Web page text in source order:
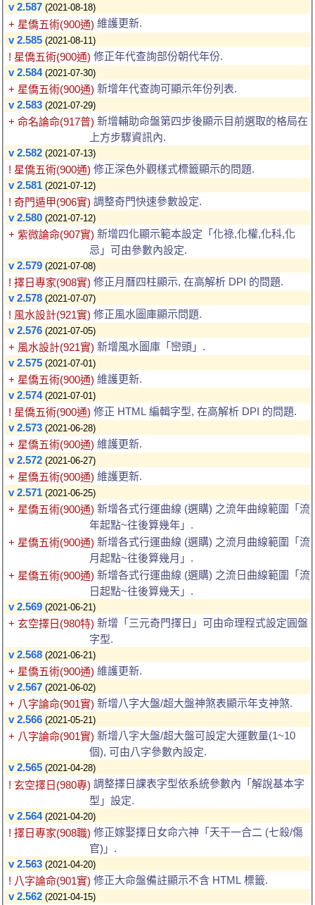
v 2.587 (2021-08-18)
+ 星僑五術(900通) 維護更新.
v 2.585 (2021-08-11)
! 星僑五術(900通) 修正年代查詢部份朝代年份.
v 2.584 (2021-07-30)
+ 星僑五術(900通) 新增年代查詢可顯示年份列表.
v 2.583 (2021-07-29)
+ 命名論命(917普) 新增輔助命盤第四步後顯示目前選取的格局在
上方步驟資訊內.
v 2.582 (2021-07-13)
! 星僑五術(900通) 修正深色外觀樣式標籤顯示的問題.
v 2.581 (2021-07-12)
! 奇門遁甲(906實) 調整奇門快速參數設定.
v 2.580 (2021-07-12)
+ 紫微論命(907實) 新增四化顯示範本設定「化祿,化權,化科,化
忌」可由參數內設定.
v 2.579 (2021-07-08)
! 擇日專家(908實) 修正月曆四柱顯示, 在高解析 DPI 的問題.
v 2.578 (2021-07-07)
! 風水設計(921實) 修正風水圖庫顯示問題.
v 2.576 (2021-07-05)
+ 風水設計(921實) 新增風水圖庫「巒頭」.
v 2.575 (2021-07-01)
+ 星僑五術(900通) 維護更新.
v 2.574 (2021-07-01)
! 星僑五術(900通) 修正 HTML 編輯字型, 在高解析 DPI 的問題.
v 2.573 (2021-06-28)
+ 星僑五術(900通) 維護更新.
v 2.572 (2021-06-27)
+ 星僑五術(900通) 維護更新.
v 2.571 (2021-06-25)
+ 星僑五術(900通) 新增各式行運曲線 (選購) 之流年曲線範圍「流
年起點~往後算幾年」.
+ 星僑五術(900通) 新增各式行運曲線 (選購) 之流月曲線範圍「流
月起點~往後算幾月」.
+ 星僑五術(900通) 新增各式行運曲線 (選購) 之流日曲線範圍「流
日起點~往後算幾天」.
v 2.569 (2021-06-21)
+ 玄空擇日(980特) 新增「三元奇門擇日」可由命理程式設定圓盤
字型.
v 2.568 (2021-06-21)
+ 星僑五術(900通) 維護更新.
v 2.567 (2021-06-02)
+ 八字論命(901實) 新增八字大盤/超大盤神煞表顯示年支神煞.
v 2.566 (2021-05-21)
+ 八字論命(901實) 新增八字大盤/超大盤可設定大運數量(1~10
個), 可由八字參數內設定.
v 2.565 (2021-04-28)
! 玄空擇日(980專) 調整擇日課表字型依系統參數內「解說基本字
型」設定.
v 2.564 (2021-04-20)
! 擇日專家(908職) 修正嫁娶擇日女命六神「天干一合二 (七殺/傷
官)」.
v 2.563 (2021-04-20)
! 八字論命(901實) 修正大命盤備註顯示不含 HTML 標籤.
v 2.562 (2021-04-15)